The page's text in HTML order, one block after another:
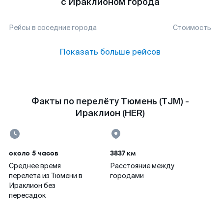
Рейсы в соседние города Стоимость
Показать больше рейсов
Факты по перелёту Тюмень (TJM) -
Ираклион (HER)
около 5 часов
Среднее время
перелета из Тюмени в
Ираклион без
пересадок
3837 км
Расстояние между
городами